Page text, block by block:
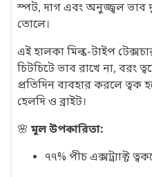
স্পট, দাগ এবং অনুজ্জ্বল ভাব
তোলে।
এই হালকা মিল্ক-টাইপ
চিটচিটে ভাব রাখে না, বরং
প্রতিদিন ব্যবহার করলে ত্বক
হেলদি ও ব্রাইট।
🌸 মূল উপকারিতা:
৭৭% পীচ এক্সট্র্যাক্ট